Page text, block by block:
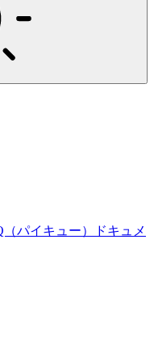
パイキュー）ドキュメ